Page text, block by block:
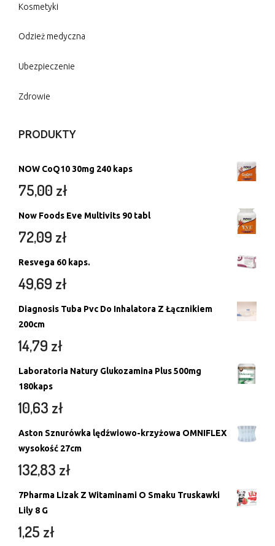
Kosmetyki
Odzież medyczna
Ubezpieczenie
Zdrowie
PRODUKTY
NOW CoQ10 30mg 240 kaps
75,00 zł
Now Foods Eve Multivits 90 tabl
72,09 zł
Resvega 60 kaps.
49,69 zł
Diagnosis Tuba Pvc Do Inhalatora Z Łącznikiem
200cm
14,79 zł
Laboratoria Natury Glukozamina Plus 500mg
180kaps
10,63 zł
Aston Sznurówka lędźwiowo-krzyżowa OMNIFLEX
wysokość 27cm
132,83 zł
7Pharma Lizak Z Witaminami O Smaku Truskawki
Lily 8 G
1,25 zł